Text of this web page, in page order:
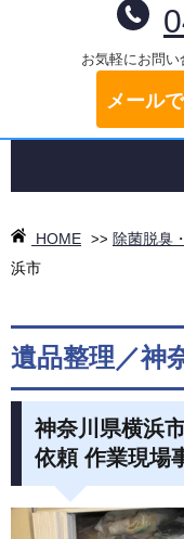
お気軽にお問い
メール
HOME >> 除菌脱臭
浜市
遺品整理／神
神奈川県横浜
依頼 作業現場